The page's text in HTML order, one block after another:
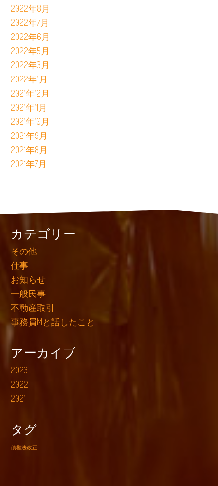
2022年8月
2022年7月
2022年6月
2022年5月
2022年3月
2022年1月
2021年12月
2021年11月
2021年10月
2021年9月
2021年8月
2021年7月
カテゴリー
その他
仕事
お知らせ
一般民事
不動産取引
事務員Mと話したこと
アーカイブ
2023
2022
2021
タグ
債権法改正